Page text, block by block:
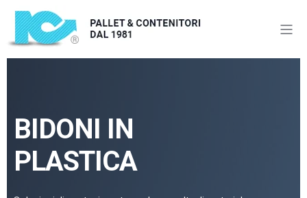
BIDONI IN
PLASTICA